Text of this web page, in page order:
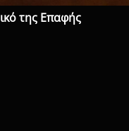
της Επαφής